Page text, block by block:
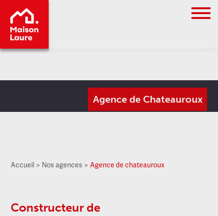
Agence de Chateauroux
Accueil Nos agences Agence de chateauroux
Constructeur de